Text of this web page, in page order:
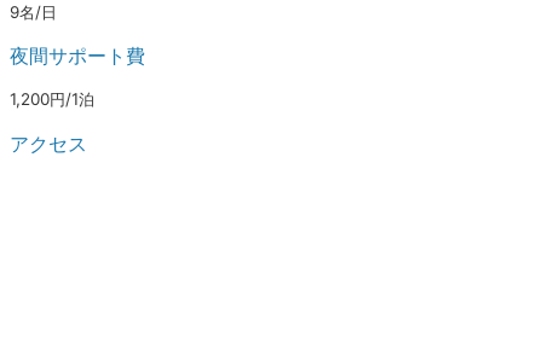
9名/日
夜間サポート費
1,200円/1泊
アクセス